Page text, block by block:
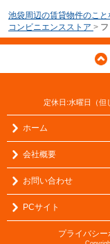
池袋周辺の賃貸物件のこ
コンビニエンスストア >
定休日:水曜日（但
ホーム
会社概要
お問い合わせ
PCサイト
プライバシー